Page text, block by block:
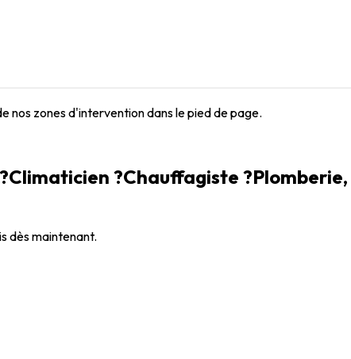
nos zones d'intervention dans le pied de page.
Climaticien ?Climaticien ?Plomberie,
dès maintenant.